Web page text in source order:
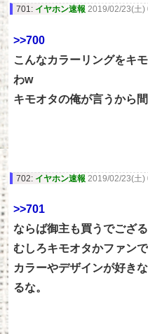
701: イヤホン速報 2019/02/23(土)
>>700
こんなカラーリングをキ
わw
キモオタの俺が言うから
702: イヤホン速報 2019/02/23(土)
>>701
ならば御主も買うでござる
むしろキモオタかファン
カラーやデザインが好き
るな。